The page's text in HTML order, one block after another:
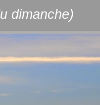
dimanche)